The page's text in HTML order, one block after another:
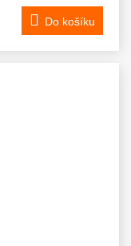
Do košíku